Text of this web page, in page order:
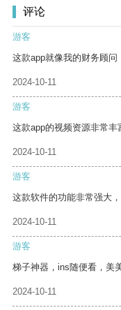
评论
游客
这款app就像我的财务顾问
2024-10-11
游客
这款app的视频资源非常丰
2024-10-11
游客
这款软件的功能非常强大
2024-10-11
游客
梯子神器，ins随便看，美
2024-10-11